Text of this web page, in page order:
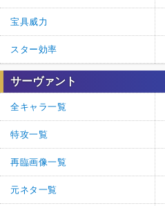
宝具威力
スター効率
サーヴァント
全キャラ一覧
特攻一覧
再臨画像一覧
元ネタ一覧